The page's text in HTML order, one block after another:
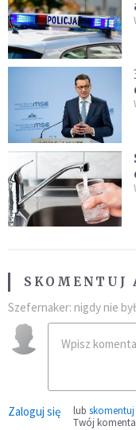
SKOMENTUJ
Szefernaker: nigdy nie
Zaloguj się lub
Twój